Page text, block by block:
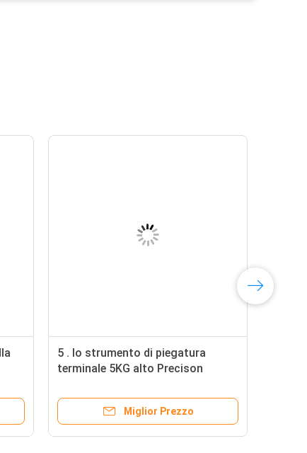
5 . lo strumento di piegatura
terminale 5KG alto Precison
Miglior Prezzo